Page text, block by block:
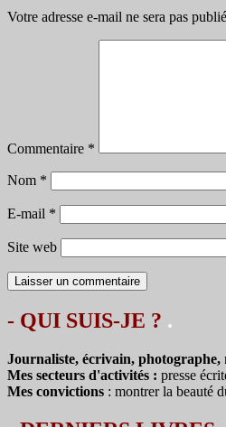
Votre adresse e-mail ne sera pas
Commentaire *
Nom *
E-mail *
Site web
- QUI SUIS-JE ? .
Journaliste, écrivain, photographe,
Mes secteurs d'activités : presse
Mes convictions : montrer la beauté